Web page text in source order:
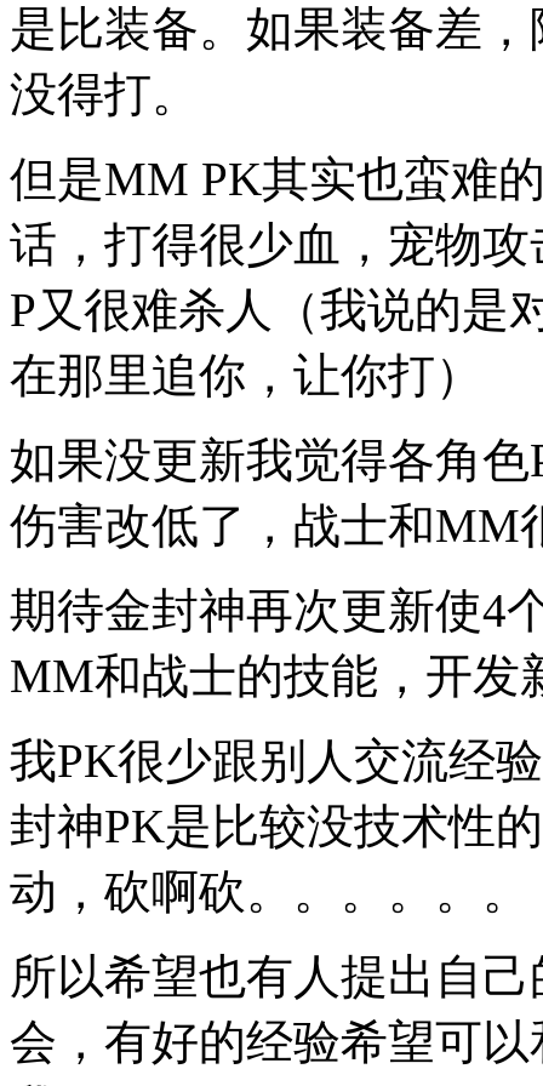
是比装备。如果装备差
没得打。
但是MM PK其实也蛮难
话，打得很少血，宠物
P又很难杀人（我说的是
在那里追你，让你打）
如果没更新我觉得各角
伤害改低了，战士和MM
期待金封神再次更新使4
MM和战士的技能，开发
我PK很少跟别人交流经
封神PK是比较没技术性
动，砍啊砍。。。。。。
所以希望也有人提出自
会，有好的经验希望可